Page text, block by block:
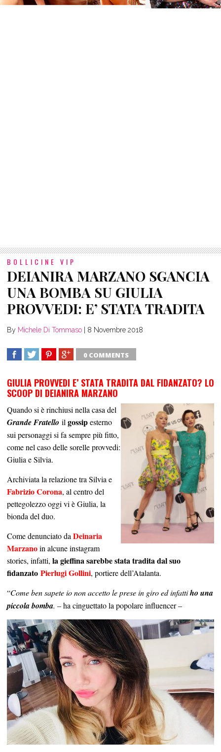
BOLLICINE VIP
DEIANIRA MARZANO SGANCIA
UNA BOMBA SU GIULIA
PROVVEDI: E’ STATA TRADITA
By Michele Di Tommaso 8 Novembre 2018
0 COMMENTS
GIULIA PROVVEDI E’ STATA TRADITA DAL FIDANZATO? LO
SCOOP DI DEIANIRA MARZANO
Quando si è rinchiusi nella casa del
Grande Fratello ilgossipesterno
sui personaggi si fa sempre più fitto,
come nel caso delle sorelle provvedi:
Giulia e Silvia.
Archiviata la relazione tra Silvia e
Fabrizio Corona, al centro del
pettegolezzo oggi vi è Giulia, la
bionda del duo.
Come denunciato daDeinaria
Marzanoin alcune instagram
stories, infatti, la gieffina sarebbe stata tradita dal suo
fidanzato Pierlugi Gollini, portiere dell’Atalanta.
“Come ben sapete io non accetto le prese in giro ed infattiho una
piccola bomba. – ha cinguettato la popolare influencer –